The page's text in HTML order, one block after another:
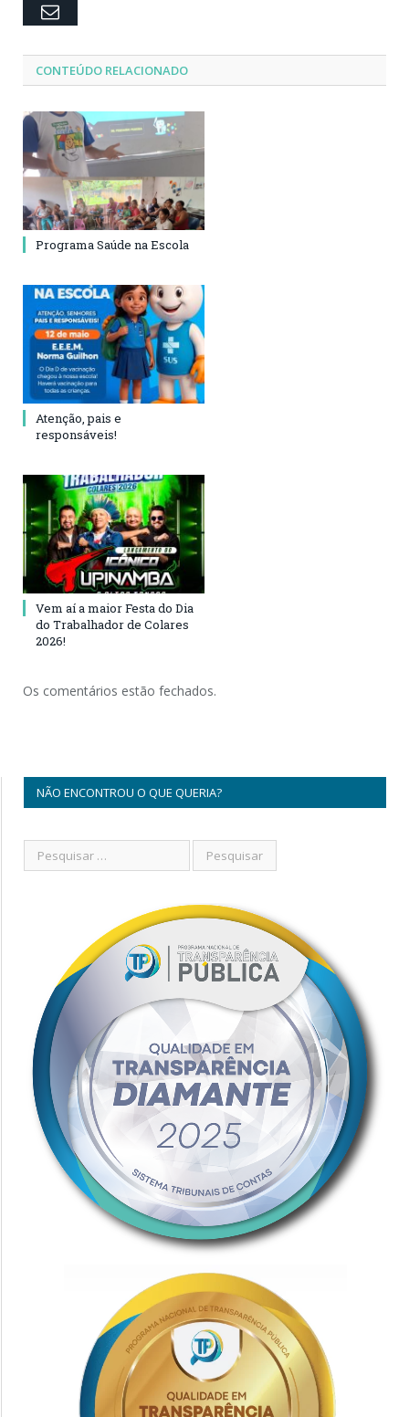
Email
CONTEÚDO RELACIONADO
Programa Saúde na Escola
Atenção, pais e
responsáveis!
Vem aí a maior Festa do Dia
do Trabalhador de Colares
2026!
Os comentários estão fechados.
NÃO ENCONTROU O QUE QUERIA?